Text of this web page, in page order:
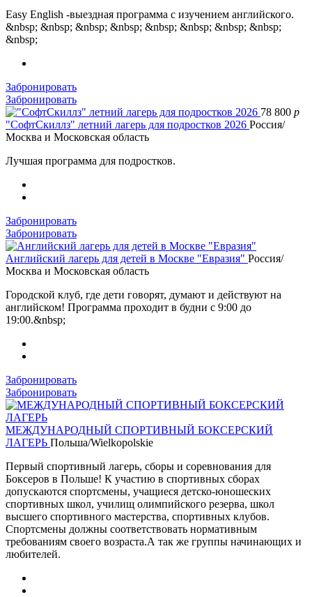
Easy English -выездная программа с изучением английского.
&nbsp; &nbsp; &nbsp; &nbsp; &nbsp; &nbsp; &nbsp; &nbsp;
&nbsp;
Забронировать
Забронировать
78 800 p
"СофтСкиллз" летний лагерь для подростков 2026 Россия/
Москва и Московская область
Лучшая программа для подростков.
Забронировать
Забронировать
Английский лагерь для детей в Москве "Евразия" Россия/
Москва и Московская область
Городской клуб, где дети говорят, думают и действуют на
английском! Программа проходит в будни с 9:00 до
19:00.&nbsp;
Забронировать
Забронировать
МЕЖДУНАРОДНЫЙ СПОРТИВНЫЙ БОКСЕРСКИЙ
ЛАГЕРЬ Польша/Wielkopolskie
Первый спортивный лагерь, сборы и соревнования для
Боксеров в Польше! К участию в спортивных сборах
допускаются спортсмены, учащиеся детско-юношеских
спортивных школ, училищ олимпийского резерва, школ
высшего спортивного мастерства, спортивных клубов.
Спортсмены должны соответствовать нормативным
требованиям своего возраста.А так же группы начинающих и
любителей.